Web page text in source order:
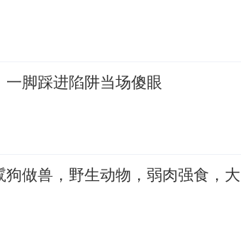
脚踩进陷阱当场傻眼
做兽，野生动物，弱肉强食，大